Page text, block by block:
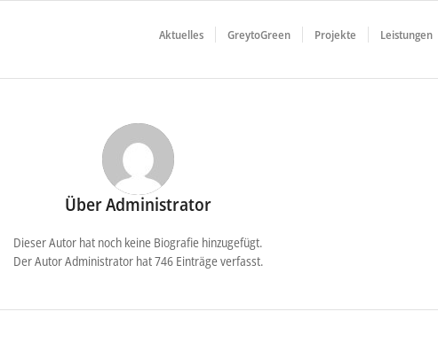
Aktuelles GreytoGreen Projekte Leistungen
ÜberAdministrator
Dieser Autor hat noch keine Biografie hinzugefügt.
Der AutorAdministratorhat 746 Einträge verfasst.